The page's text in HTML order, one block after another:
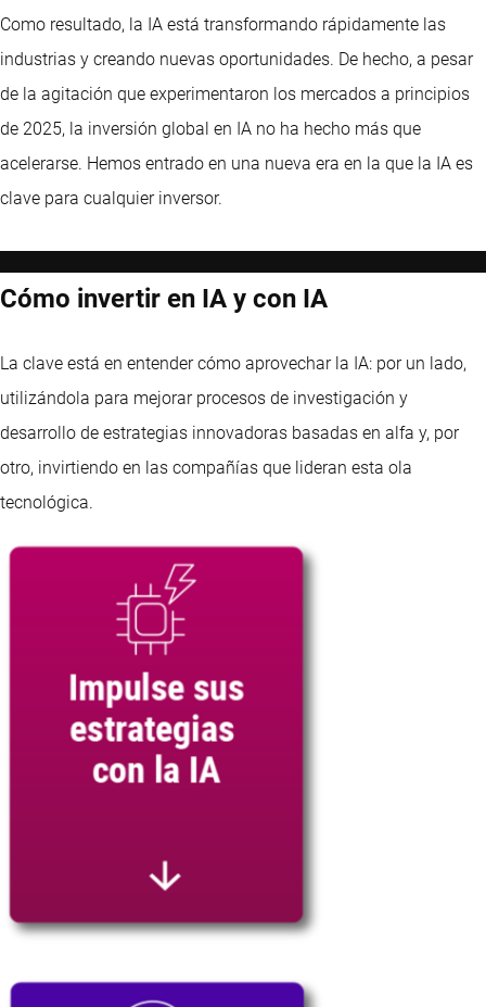
Como resultado, la IA está transformando rápidamente las
industrias y creando nuevas oportunidades. De hecho, a pesar
de la agitación que experimentaron los mercados a principios
de 2025, la inversión global en IA no ha hecho más que
acelerarse. Hemos entrado en una nueva era en la que la IA es
clave para cualquier inversor.
Cómo invertir en IA y con IA
La clave está en entender cómo aprovechar la IA: por un lado,
utilizándola para mejorar procesos de investigación y
desarrollo de estrategias innovadoras basadas en alfa y, por
otro, invirtiendo en las compañías que lideran esta ola
tecnológica.